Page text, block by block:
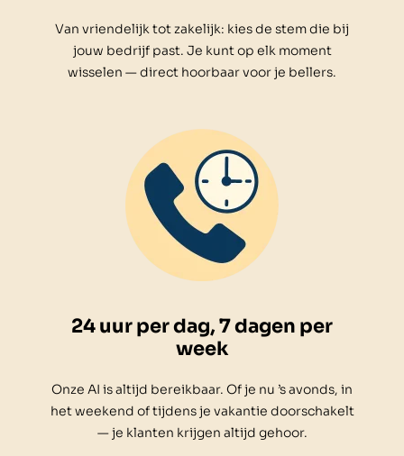
Van vriendelijk tot zakelijk: kies de stem die bij
jouw bedrijf past. Je kunt op elk moment
wisselen — direct hoorbaar voor je bellers.
24 uur per dag, 7 dagen per
week
Onze AI is altijd bereikbaar. Of je nu ’s avonds, in
het weekend of tijdens je vakantie doorschakelt
— je klanten krijgen altijd gehoor.